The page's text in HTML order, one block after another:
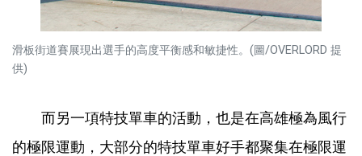
滑板街道賽展現出選手的高度平衡感和敏捷性。(圖/OVERLORD 提
供)
而另一項特技單車的活動，也是在高雄極為風行
的極限運動，大部分的特技單車好手都聚集在極限運